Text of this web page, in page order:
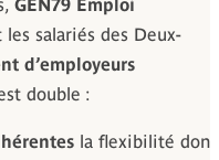
GEN79 Emploi
salariés des Deux-
d’employeurs
double :
la flexibilité dont